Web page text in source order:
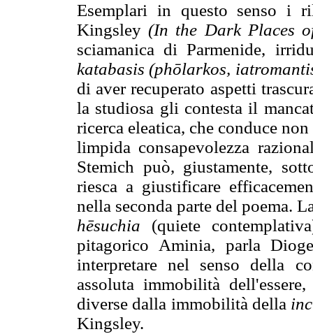
Esemplari in questo senso i
Kingsley(In the Dark Places
sciamanica di Parmenide,
katabasis (phōlarkos,
di aver recuperato aspetti
la studiosa gli contesta il
ricerca eleatica, che conduce
limpida consapevolezza
Stemich può, giustamente,
riesca a giustificare
nella seconda parte del poema.
hēsuchia (quiete
pitagorico Aminia, parla
interpretare nel senso della
assoluta immobilità
diverse dalla immobilità della
Kingsley.